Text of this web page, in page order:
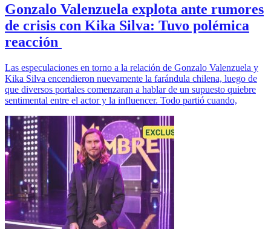
Gonzalo Valenzuela explota ante rumores
de crisis con Kika Silva: Tuvo polémica
reacción
Las especulaciones en torno a la relación de Gonzalo Valenzuela y
Kika Silva encendieron nuevamente la farándula chilena, luego de
que diversos portales comenzaran a hablar de un supuesto quiebre
sentimental entre el actor y la influencer. Todo partió cuando,